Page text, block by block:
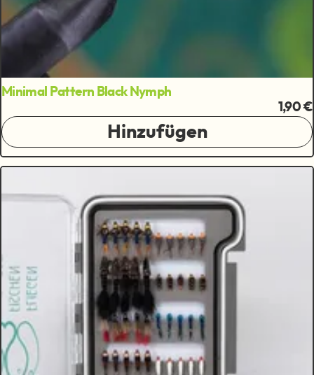
Minimal Pattern Black Nymph
1,90 €
Hinzufügen